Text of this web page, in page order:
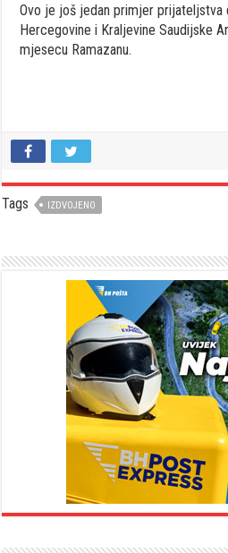
Ovo je još jedan primjer prijateljstva
Hercegovine i Kraljevine Saudijske
mjesecu Ramazanu.
Tags IZDVOJENO